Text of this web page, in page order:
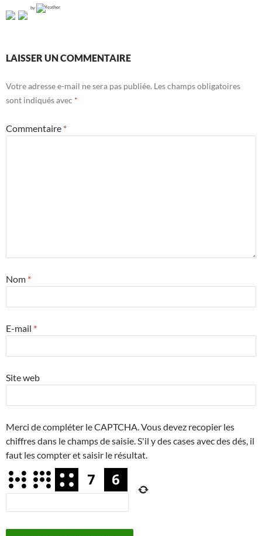
by
LAISSER UN COMMENTAIRE
Votre adresse e-mail ne sera pas publiée. Les champs obligatoires
sont indiqués avec *
Commentaire *
Nom *
E-mail *
Site web
Merci de compléter le CAPTCHA. Vous devez recopier les
chiffres dans le champs de saisie. S'il y des cases avec des dés, il
faut les compter et saisir le résultat.